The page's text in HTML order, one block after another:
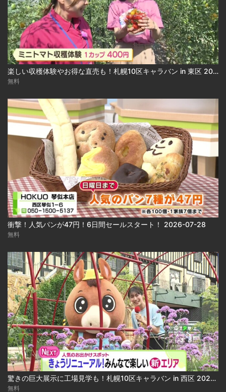
楽しい収穫体験やお得な直売も！札幌10区キャラバン in 東区 2026-07-27
無料
衝撃！人気パンが47円！6日間セールスタート！ 2026-07-28
無料
驚きの巨大展示に工場見学も！札幌10区キャラバン in 西区 2026-07-30 2026-07-30
無料